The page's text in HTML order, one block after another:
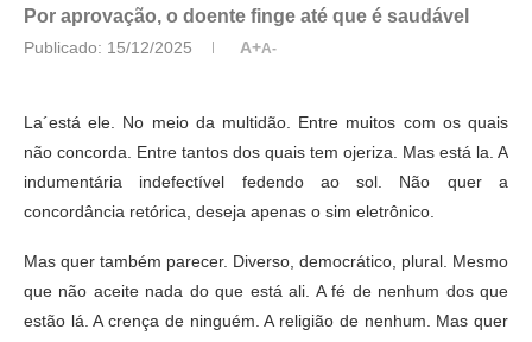
Por aprovação, o doente finge até que é saudável
Publicado: 15/12/2025 A+A-
La´está ele. No meio da multidão. Entre muitos com os quais
não concorda. Entre tantos dos quais tem ojeriza. Mas está la. A
indumentária indefectível fedendo ao sol. Não quer a
concordância retórica, deseja apenas o sim eletrônico.
Mas quer também parecer. Diverso, democrático, plural. Mesmo
que não aceite nada do que está ali. A fé de nenhum dos que
estão lá. A crença de ninguém. A religião de nenhum. Mas quer